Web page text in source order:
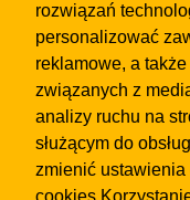
rozwiązań
personalizować
reklamowe, a
związanych z
analizy ruchu na
służącym do
zmienić ustawienia